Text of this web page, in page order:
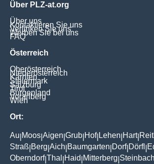
Über PLZ-at.org
Über uns
Kontaktieren Sie uns
Verlinken Sie uns
Werben Sie bei uns
FAQ
Österreich
Oberösterreich
Niederösterreich
Kärnten
Steiermark
Salzburg
Tirol
Burgenland
Vorarlberg
Wien
Ort:
Au Moos Aigen Grub Hof| Lehen Hart|
Straß Berg Aich Baumgarten Dorf| Dörfl
Oberndorf|Thal Haid Mitterberg Steinbach